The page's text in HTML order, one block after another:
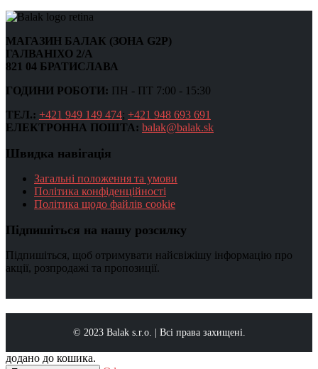
МАГАЗИН БАЛАК (ЗОНА G2P)
ГАЛВАНІХО 2/А
821 04 БРАТИСЛАВА
ГОДИНИ РОБОТИ: ПН - ПТ 7:00 - 15:30
ТЕЛ.: +421 949 149 474; +421 948 693 691
ЕЛЕКТРОННА ПОШТА: balak@balak.sk
Швидка навігація
Загальні положення та умови
Політика конфіденційності
Політика щодо файлів cookie
Підпишіться на нашу розсилку
Підпишіться, щоб отримувати найсвіжішу інформацію про
акції, розпродажі та пропозиції.
© 2023 Balak s.r.o. | Всі права захищені.
додано до кошика.